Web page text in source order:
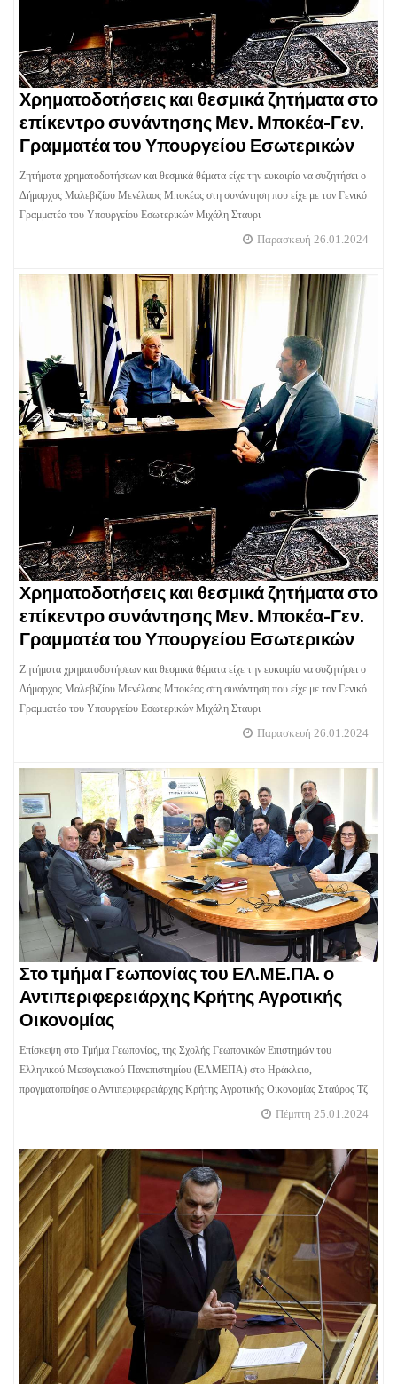
Χρηματοδοτήσεις και θεσμικά ζητήματα στο
επίκεντρο συνάντησης Μεν. Μποκέα-Γεν.
Γραμματέα του Υπουργείου Εσωτερικών
Ζητήματα χρηματοδοτήσεων και θεσμικά θέματα είχε την ευκαιρία να συζητήσει ο
Δήμαρχος Μαλεβιζίου Μενέλαος Μποκέας στη συνάντηση που είχε με τον Γενικό
Γραμματέα του Υπουργείου Εσωτερικών Μιχάλη Σταυρι
Παρασκευή 26.01.2024
Χρηματοδοτήσεις και θεσμικά ζητήματα στο
επίκεντρο συνάντησης Μεν. Μποκέα-Γεν.
Γραμματέα του Υπουργείου Εσωτερικών
Ζητήματα χρηματοδοτήσεων και θεσμικά θέματα είχε την ευκαιρία να συζητήσει ο
Δήμαρχος Μαλεβιζίου Μενέλαος Μποκέας στη συνάντηση που είχε με τον Γενικό
Γραμματέα του Υπουργείου Εσωτερικών Μιχάλη Σταυρι
Παρασκευή 26.01.2024
Στο τμήμα Γεωπονίας του ΕΛ.ΜΕ.ΠΑ. ο
Αντιπεριφερειάρχης Κρήτης Αγροτικής
Οικονομίας
Επίσκεψη στο Τμήμα Γεωπονίας, της Σχολής Γεωπονικών Επιστημών του
Ελληνικού Μεσογειακού Πανεπιστημίου (ΕΛΜΕΠΑ) στο Ηράκλειο,
πραγματοποίησε ο Αντιπεριφερειάρχης Κρήτης Αγροτικής Οικονομίας Σταύρος Τζ
Πέμπτη 25.01.2024